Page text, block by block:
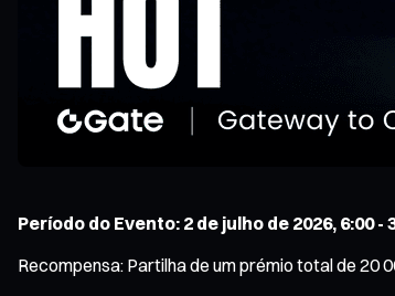
Período do Evento: 2 de julho de 2026, 6:00 -
Recompensa: Partilha de um prémio total de 20